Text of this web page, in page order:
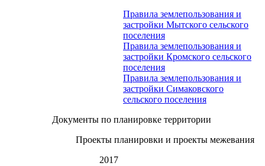
Правила землепользования и
застройки Мытского сельского
поселения
Правила землепользования и
застройки Кромского сельского
поселения
Правила землепользования и
застройки Симаковского
сельского поселения
Документы по планировке территории
Проекты планировки и проекты межевания
2017